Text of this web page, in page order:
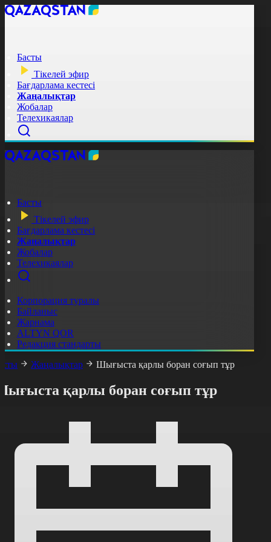
Басты
Тікелей эфир
Бағдарлама кестесі
Жаңалықтар
Жобалар
Телехикаялар
Басты
Тікелей эфир
Бағдарлама кестесі
Жаңалықтар
Жобалар
Телехикаялар
Корпорация туралы
Байланыс
Жарнама
ALTYN QOR
Редакция стандарты
Жаңалықтар Шығыста қарлы боран соғып тұр
қарлы боран соғып тұр